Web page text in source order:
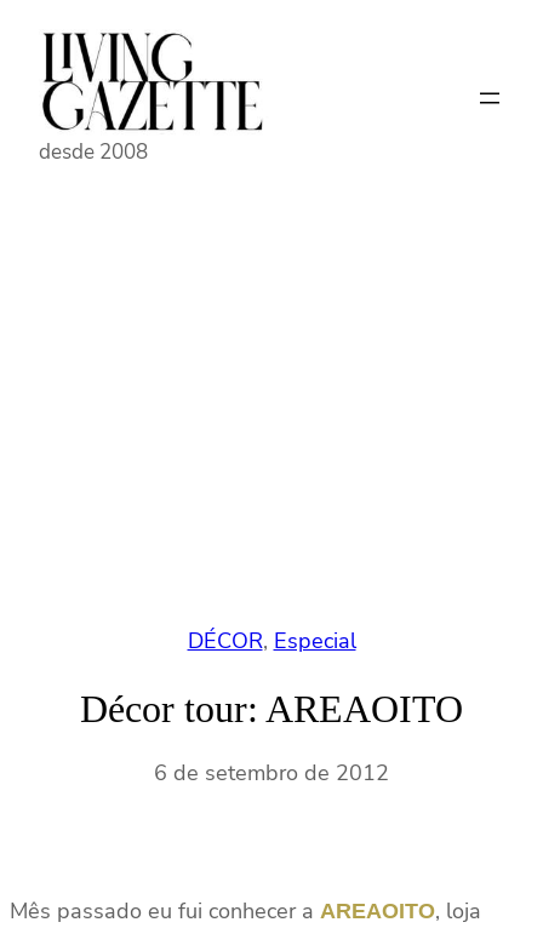
Pular
conteúdo
desde 2008
DÉCOR, Especial
Décor tour: AREAOITO
6 de setembro de 2012
Mês passado eu fui conhecer a AREAOITO, loja